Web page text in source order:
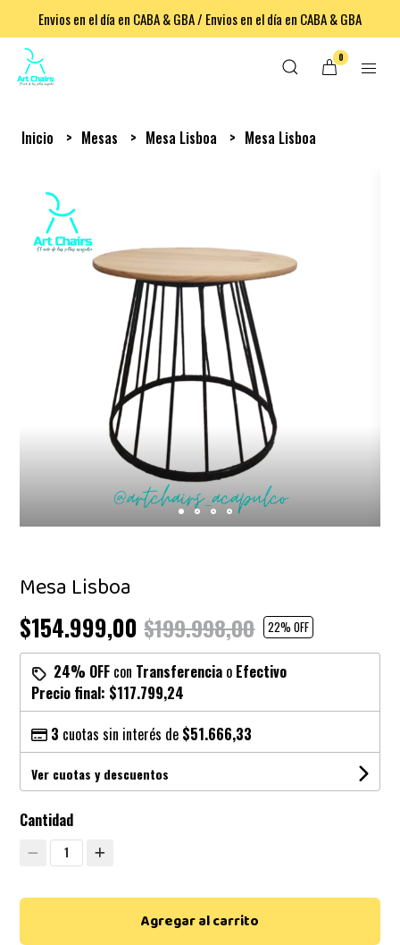
Envios en el día en CABA & GBA / Envios en el día en CABA & GBA
0
Inicio Mesas Mesa Lisboa Mesa Lisboa
Mesa Lisboa
$154.999,00$199.998,00 22% OFF
24% OFF con Transferencia o Efectivo
Precio final: $117.799,24
3 cuotas sin interés de $51.666,33
Ver cuotas y descuentos
Cantidad
1
Agregar al carrito